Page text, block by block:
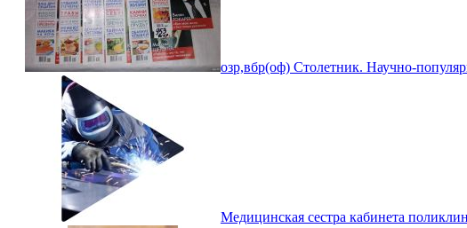
озр,вбр(оф) Столетник. Научно-
Медицинская сестра кабинета